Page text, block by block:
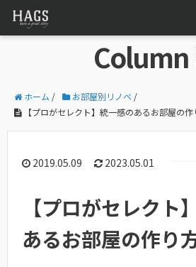
Column
ホーム / お部屋別リノベ /
【プロがセレクト】統一感のあるお部屋の作
2019.05.09 2023.05.01
【プロがセレクト
あるお部屋の作り